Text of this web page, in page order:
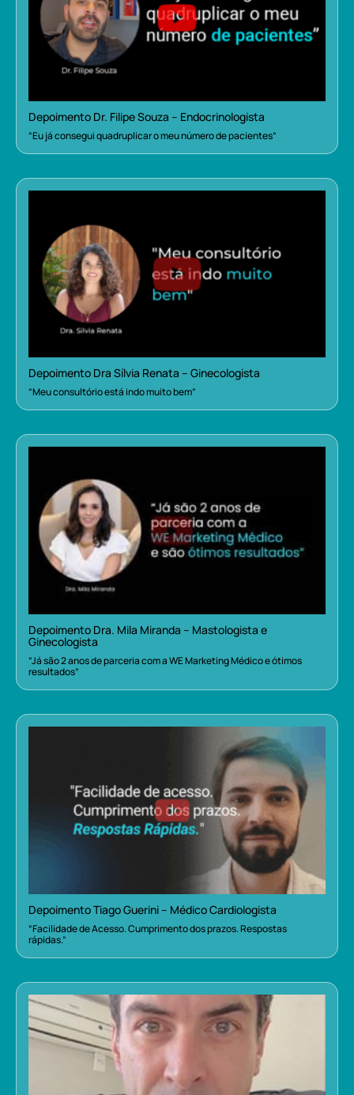
Depoimento Dr. Filipe Souza – Endocrinologista
“Eu já consegui quadruplicar o meu número de pacientes”
Depoimento Dra Sílvia Renata – Ginecologista
“Meu consultório está indo muito bem”
Depoimento Dra. Mila Miranda – Mastologista e
Ginecologista
“Já são 2 anos de parceria com a WE Marketing Médico e ótimos
resultados”
Depoimento Tiago Guerini – Médico Cardiologista
“Facilidade de Acesso. Cumprimento dos prazos. Respostas
rápidas.”